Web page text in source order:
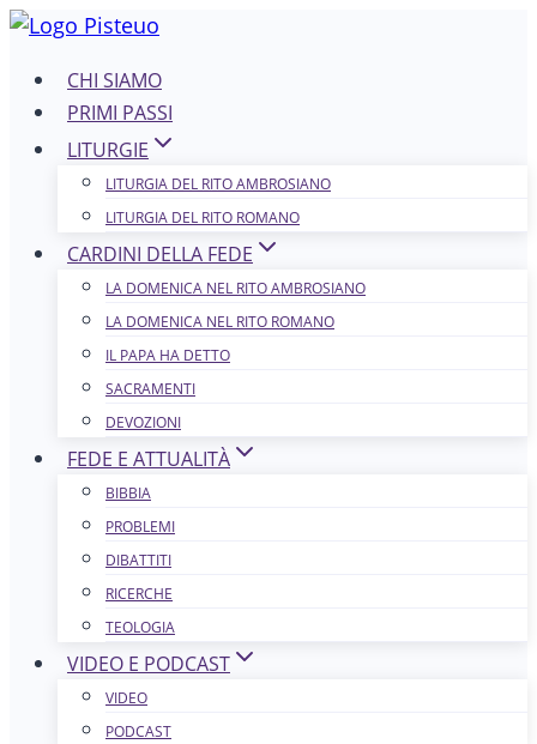
Salta
contenutoCHI SIAMO
PRIMI PASSI
LITURGIE
LITURGIA DEL RITO AMBROSIANO
LITURGIA DEL RITO ROMANO
CARDINI DELLA FEDE
LA DOMENICA NEL R​​​​​​ITO AMBROSIANO
LA DOMENICA NEL RITO ROMANO
IL PAPA HA DETTO
SACRAMENTI
DEVOZIONI
FEDE E ATTUALITÀ
BIBBIA
PROBLEMI
DIBATTITI
RICERCHE
TEOLOGIA
VIDEO E PODCAST
VIDEO
PODCAST